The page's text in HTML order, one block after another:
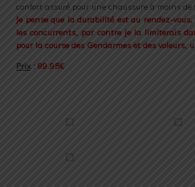
confort assuré pour une chaussure à moins de
Je pense que la durabilité est au rendez-
les concurrents, par contre je la limiterais
pour la course des Gendarmes et des voleurs,
Prix: 89.95€